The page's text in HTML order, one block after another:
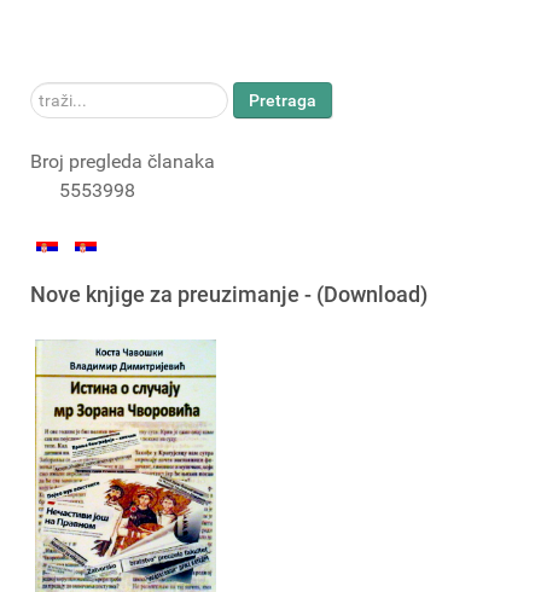
traži... Pretraga
Broj pregleda članaka
5553998
Nove knjige za preuzimanje - (Download)